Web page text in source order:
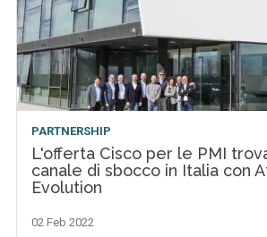
PARTNERSHIP
L'offerta Cisco per le PMI
canale di sbocco in Italia con
Evolution
02 Feb 2022